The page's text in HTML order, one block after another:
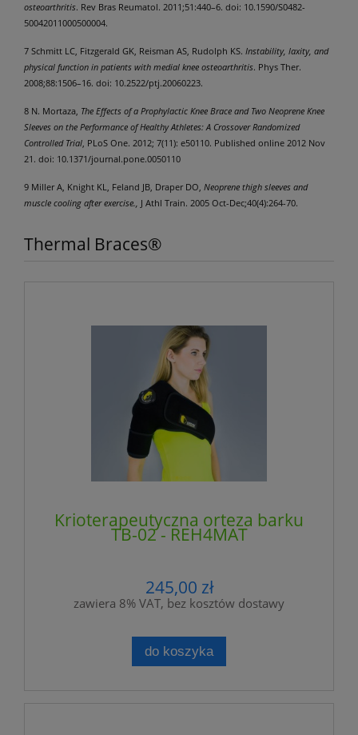
osteoarthritis. Rev Bras Reumatol. 2011;51:440–6. doi: 10.1590/S0482-
50042011000500004.
7 Schmitt LC, Fitzgerald GK, Reisman AS, Rudolph KS. Instability, laxity, and
physical function in patients with medial knee osteoarthritis. Phys Ther.
2008;88:1506–16. doi: 10.2522/ptj.20060223.
8 N. Mortaza, The Effects of a Prophylactic Knee Brace and Two Neoprene Knee
Sleeves on the Performance of Healthy Athletes: A Crossover Randomized
Controlled Trial , PLoS One. 2012; 7(11): e50110. Published online 2012 Nov
21. doi: 10.1371/journal.pone.0050110
9 Miller A, Knight KL, Feland JB, Draper DO, Neoprene thigh sleeves and
muscle cooling after exercise.,
J Athl Train. 2005 Oct-Dec;40(4):264-70.
Thermal Braces®
Krioterapeutyczna orteza barku
TB-02 - REH4MAT
245,00 zł
zawiera 8% VAT, bez kosztów dostawy
do koszyka